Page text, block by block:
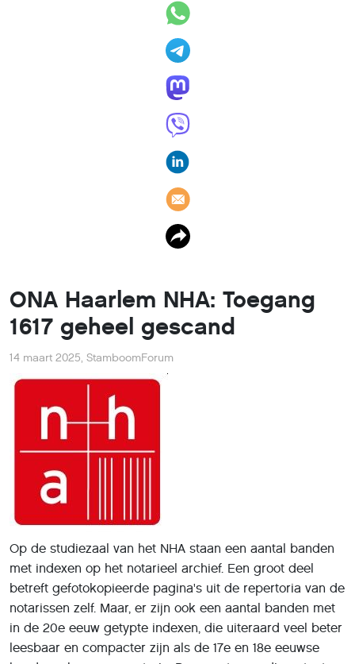
ONA Haarlem NHA: Toegang
1617 geheel gescand
14 maart 2025, StamboomForum
Op de studiezaal van het NHA staan een aantal banden
met indexen op het notarieel archief. Een groot deel
betreft gefotokopieerde pagina's uit de repertoria van de
notarissen zelf. Maar, er zijn ook een aantal banden met
in de 20e eeuw getypte indexen, die uiteraard veel beter
leesbaar en compacter zijn als de 17e en 18e eeuwse